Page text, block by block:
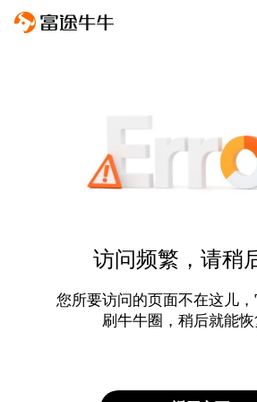
访问频繁，请稍
您所要访问的页面不在这儿
刷牛牛圈，稍后就能恢